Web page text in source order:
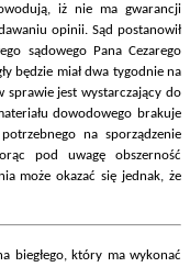
iż nie ma gwarancji
opinii. Sąd postanowił
sądowego Pana Cezarego
będzie miał dwa tygodnie na
sprawie jest wystarczający do
dowodowego brakuje
na sporządzenie
pod uwagę obszerność
może okazać się jednak, że
biegłego, który ma wykonać